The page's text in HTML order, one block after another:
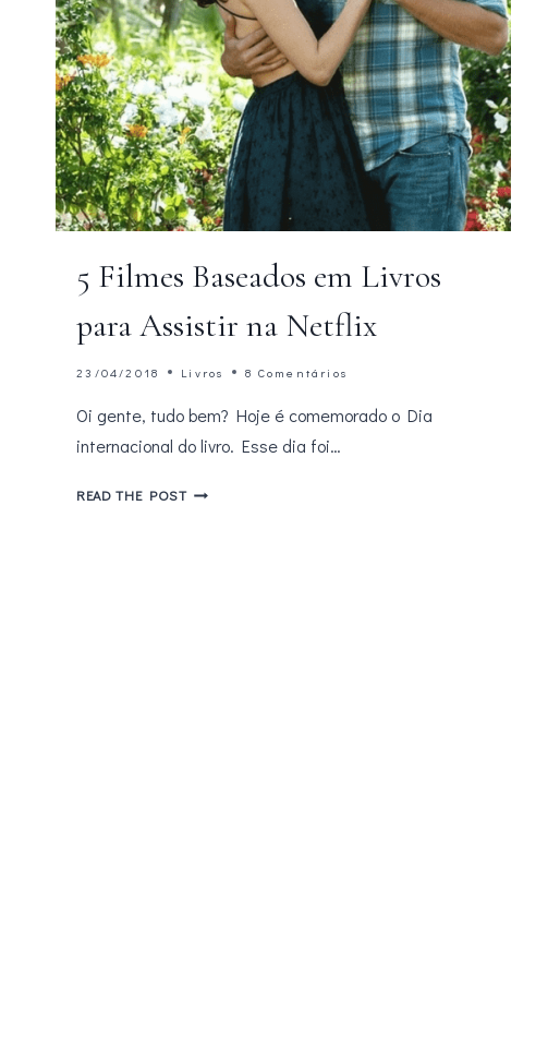
5 Filmes Baseados em Livros
para Assistir na Netflix
23/04/2018 Livros 8 Comentários
Oi gente, tudo bem? Hoje é comemorado o Dia
internacional do livro. Esse dia foi…
READ THE POST5